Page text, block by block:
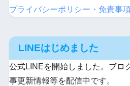
プライバシーポリシー・免責事
LINEはじめました
公式LINEを開始しました。ブロ
事更新情報等を配信中です。